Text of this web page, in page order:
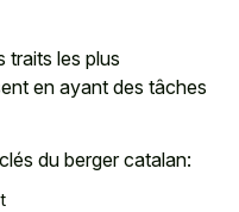
traits les plus
en ayant des tâches
du berger catalan: